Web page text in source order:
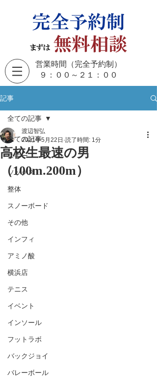
営業時間（完全予約制）
​９：００～２１：００
記事
全ての記事
スキー
ソックス
整体
スノーボード
その他
インフィ
アミノ酸
横浜店
テニス
イベント
インソール
フットラボ
バックジョイ
バレーボール
全ての記事
高校生最速の男
（100m.200m）
渡辺智弘
2021年5月22日 読了時間: 1分